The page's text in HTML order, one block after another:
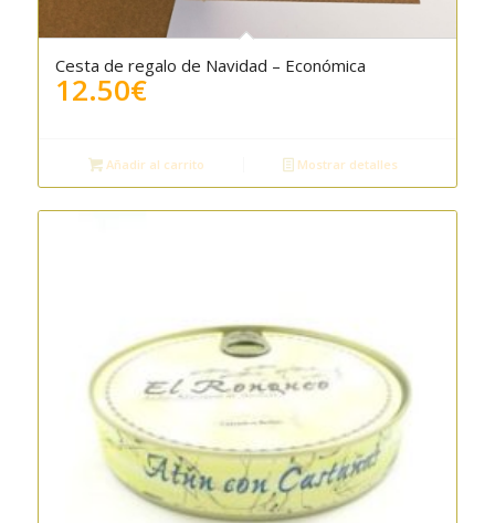
Cesta de regalo de Navidad – Económica
12.50€
Añadir al carrito Mostrar detalles